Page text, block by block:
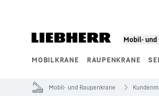
Mobil- und
MOBILKRANE RAUPENKRANE
Mobil- und Raupenkrane